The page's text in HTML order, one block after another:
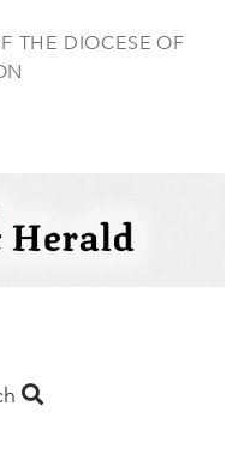
THE DIOCESE OF